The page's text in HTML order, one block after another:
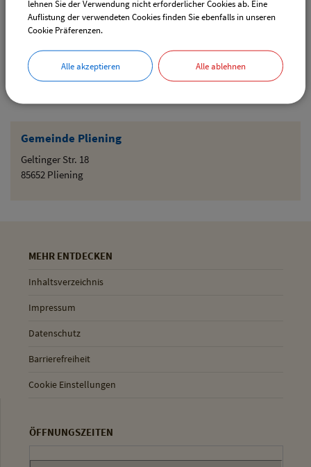
Gemeinde Pliening
Geltinger Str. 18
85652 Pliening
Den gewählten Termin als iCal-Kalenderdatei
downloaden
Drucken
MEHR ENTDECKEN
Inhaltsverzeichnis
Impressum
Datenschutz
Barrierefreiheit
Cookie Einstellungen
ÖFFNUNGSZEITEN
lehnen Sie der Verwendung nicht erforderlicher Cookies ab. Eine
Auflistung der verwendeten Cookies finden Sie ebenfalls in unseren
Cookie Präferenzen.
Alle akzeptieren Alle ablehnen